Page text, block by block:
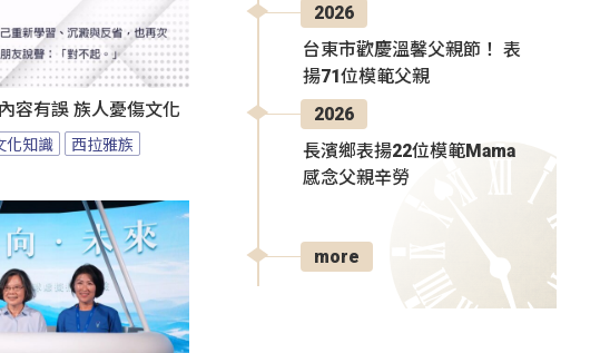
容有誤 族人憂傷文化
化知識 西拉雅族
2026
台東市歡慶溫馨父親節！ 表
揚71位模範父親
2026
長濱鄉表揚22位模範Mama
感念父親辛勞
more